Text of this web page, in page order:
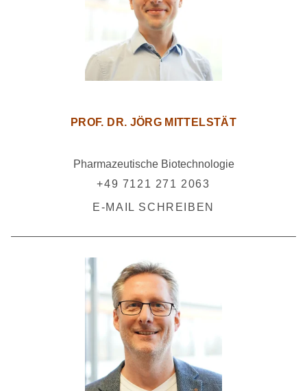
PROF. DR. JÖRG MITTELSTÄT
Pharmazeutische Biotechnologie
+49 7121 271 2063
E-MAIL SCHREIBEN